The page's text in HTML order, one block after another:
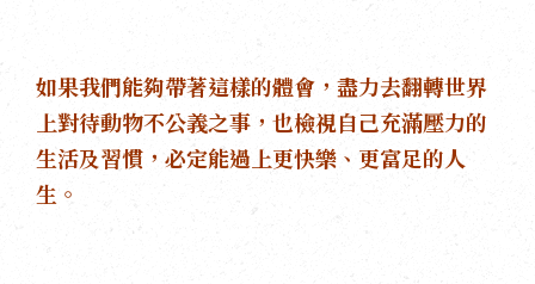
如果我們能夠帶著這樣的體會，盡力去翻轉世界
上對待動物不公義之事，也檢視自己充滿壓力的
生活及習慣，必定能過上更快樂、更富足的人
生。